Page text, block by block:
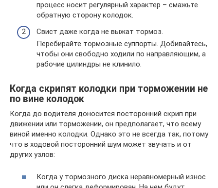
процесс носит регулярный характер – смажьте
обратную сторону колодок.
Свист даже когда не выжат тормоз.
Перебирайте тормозные суппорты. Добивайтесь,
чтобы они свободно ходили по направляющим, а
рабочие цилиндры не клинило.
Когда скрипят колодки при торможении не
по вине колодок
Когда до водителя доносится посторонний скрип при
движении или торможении, он предполагает, что всему
виной именно колодки. Однако это не всегда так, потому
что в ходовой посторонний шум может звучать и от
других узлов:
Когда у тормозного диска неравномерный износ